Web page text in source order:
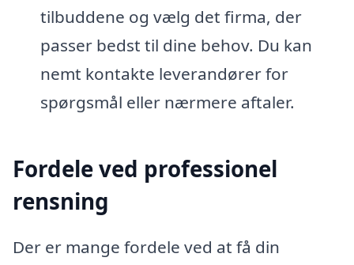
tilbuddene og vælg det firma, der
passer bedst til dine behov. Du kan
nemt kontakte leverandører for
spørgsmål eller nærmere aftaler.
Fordele ved professionel
rensning
Der er mange fordele ved at få din